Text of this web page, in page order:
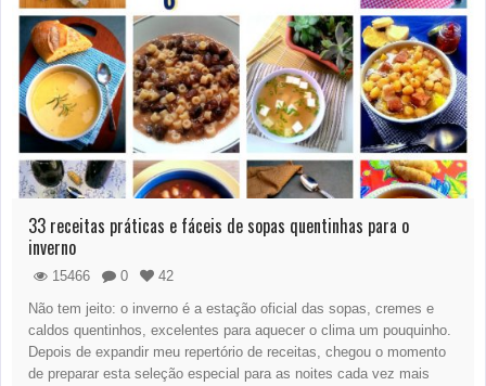
33 receitas práticas e fáceis de sopas quentinhas para o
inverno
15466 0
42
Não tem jeito: o inverno é a estação oficial das sopas, cremes e
caldos quentinhos, excelentes para aquecer o clima um pouquinho.
Depois de expandir meu repertório de receitas, chegou o momento
de preparar esta seleção especial para as noites cada vez mais